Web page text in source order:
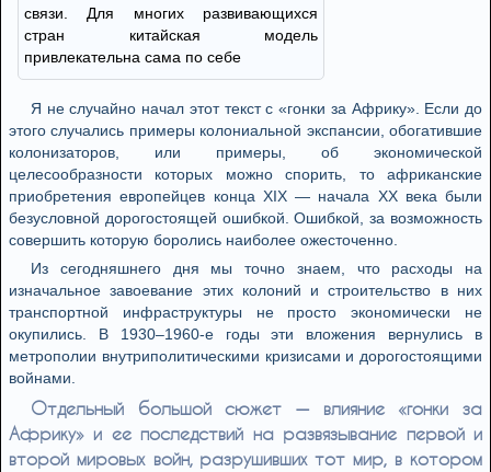
связи. Для многих развивающихся
стран китайская модель
привлекательна сама по себе
Я не случайно начал этот текст с «гонки за Африку». Если до
этого случались примеры колониальной экспансии, обогатившие
колонизаторов, или примеры, об экономической
целесообразности которых можно спорить, то африканские
приобретения европейцев конца XIX — начала XX века были
безусловной дорогостоящей ошибкой. Ошибкой, за возможность
совершить которую боролись наиболее ожесточенно.
Из сегодняшнего дня мы точно знаем, что расходы на
изначальное завоевание этих колоний и строительство в них
транспортной инфраструктуры не просто экономически не
окупились. В 1930–1960-е годы эти вложения вернулись в
метрополии внутриполитическими кризисами и дорогостоящими
войнами.
Отдельный большой сюжет — влияние «гонки за
Африку» и ее последствий на развязывание первой и
второй мировых войн, разрушивших тот мир, в котором